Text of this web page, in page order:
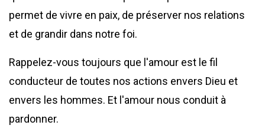
permet de vivre en paix, de préserver nos relations
et de grandir dans notre foi.
Rappelez-vous toujours que l'amour est le fil
conducteur de toutes nos actions envers Dieu et
envers les hommes. Et l'amour nous conduit à
pardonner.